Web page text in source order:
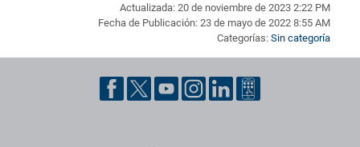
Actualizada: 20 de noviembre de 2023 2:22 PM
Fecha de Publicación: 23 de mayo de 2022 8:55 AM
Categorías: Sin categoría
Pie de página con información de contacto, redes sociales y